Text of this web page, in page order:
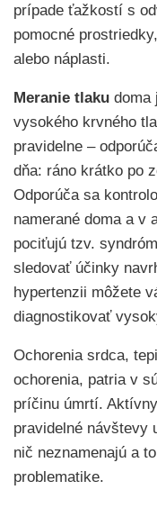
prípade ťažkostí s
pomocné
alebo náplasti.
Meranie tlaku doma
vysokého krvného
pravidelne –
dňa: ráno krátko po
Odporúča sa
namerané doma a v
pociťujú tzv.
sledovať účinky
hypertenzii môžete
diagnostikovať
Ochorenia srdca,
ochorenia, patria v
príčinu úmrtí.
pravidelné návštevy
nič neznamenajú a
problematike.